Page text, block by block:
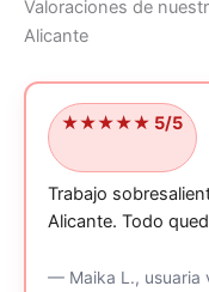
Valoraciones de
Alicante
★★★★★ 5/5
Trabajo
Alicante. Todo
—Maika L., usuaria